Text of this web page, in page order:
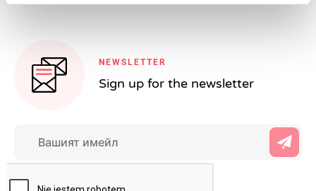
NEWSLETTER
Sign up for the newsletter